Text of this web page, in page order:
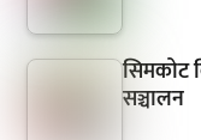
सिमकोट
सञ्चालन